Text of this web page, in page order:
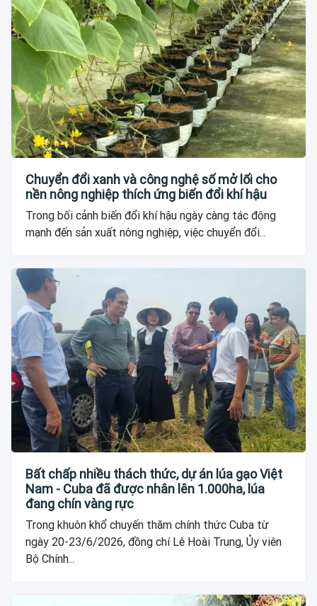
Chuyển đổi xanh và công nghệ số mở lối cho
nền nông nghiệp thích ứng biến đổi khí hậu
Trong bối cảnh biến đổi khí hậu ngày càng tác động
mạnh đến sản xuất nông nghiệp, việc chuyển đổi...
Bất chấp nhiều thách thức, dự án lúa gạo Việt
Nam - Cuba đã được nhân lên 1.000ha, lúa
đang chín vàng rực
Trong khuôn khổ chuyến thăm chính thức Cuba từ
ngày 20-23/6/2026, đồng chí Lê Hoài Trung, Ủy viên
Bộ Chính...